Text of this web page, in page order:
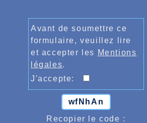
Avant de soumettre ce
formulaire, veuillez lire
et accepter les Mentions
légales.
J'accepte:
wfNhAn
Recopier le code :